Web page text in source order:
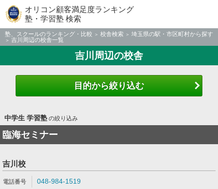
オリコン顧客満足度ランキング
塾・学習塾 検索
塾、スクールのランキング・比較 校舎検索
埼玉県の駅・市区町村から探す
吉川周辺の校舎一覧
吉川周辺の校舎
目的から絞り込む
中学生 学習塾の絞り込み
臨海セミナー
吉川校
048-984-1519